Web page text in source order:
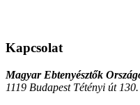
Kapcsolat
Magyar Ebtenyésztők
1119 Budapest Tétényi út 130.